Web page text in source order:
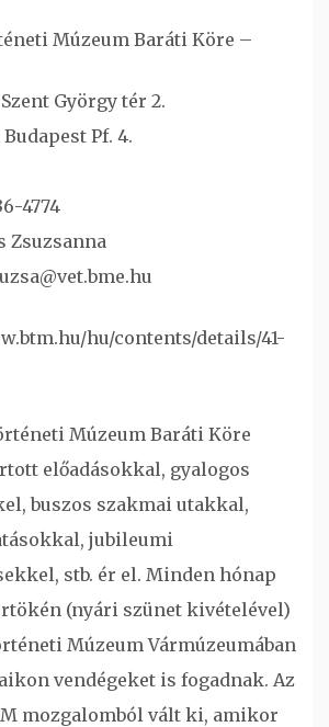
Múzeum Baráti Köre –
György tér 2.
Pf. 4.
4774
Zsuzsanna
hu/contents/details/41-
Múzeum Baráti Köre
előadásokkal, gyalogos
buszos szakmai utakkal,
jubileumi
stb. ér el. Minden hónap
(nyári szünet kivételével)
Múzeum Vármúzeumában
vendégeket is fogadnak. Az
mozgalomból vált ki, amikor